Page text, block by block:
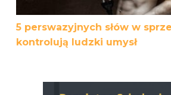
5 perswazyjnych słów w
kontrolują ludzki umysł